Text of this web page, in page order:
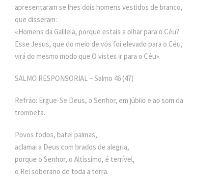
apresentaram se lhes dois homens vestidos de branco,
que disseram:
«Homens da Galileia, porque estais a olhar para o Céu?
Esse Jesus, que do meio de vós foi elevado para o Céu,
virá do mesmo modo que O vistes ir para o Céu».
SALMO RESPONSORIAL – Salmo 46 (47)
Refrão: Ergue-Se Deus, o Senhor, em júbilo e ao som da
trombeta.
Povos todos, batei palmas,
aclamai a Deus com brados de alegria,
porque o Senhor, o Altíssimo, é terrível,
o Rei soberano de toda a terra.